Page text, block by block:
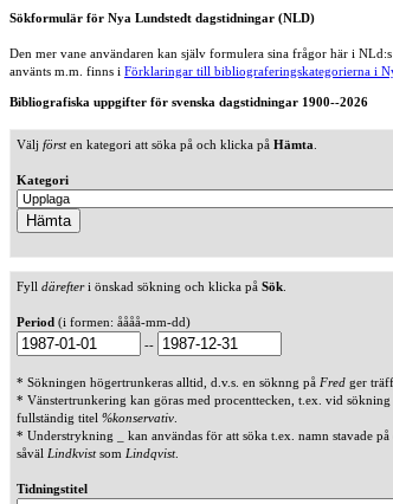
Sökformulär för Nya Lundstedt dagstidningar (NLD)
Den mer vane användaren kan själv formulera sina frågor här i
använts m.m. finns i Förklaringar till bibliograferingskategorierna i
Bibliografiska uppgifter för svenska dagstidningar 1900--2026
Välj försten kategori att söka på och klicka på Hämta
Kategori
Fyll därefteri önskad sökning och klicka på Sök
Period (i formen: åååå-mm-dd)
--
* Sökningen högertrunkeras alltid, d.v.s. en söknng på Fred ger
* Vänstertrunkering kan göras med procenttecken, t.ex. vid
fullständig titel %konservativ
* Understrykning _ kan användas för att söka t.ex. namn stavade på
såväl Lindkvistsom Lindqvist.
Tidningstitel